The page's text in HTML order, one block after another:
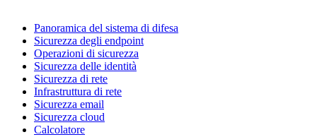
Panoramica del sistema di difesa
Sicurezza degli endpoint
Operazioni di sicurezza
Sicurezza delle identità
Sicurezza di rete
Infrastruttura di rete
Sicurezza email
Sicurezza cloud
Calcolatore